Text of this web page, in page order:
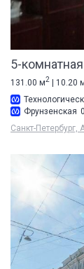
5-
131.00 м2 | 10.20
Фрунзенская
Санкт-